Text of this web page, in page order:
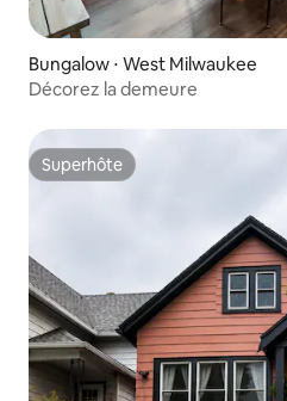
Bungalow ⋅ West Milwaukee
Décorez la demeure
Superhôte
Superhôte